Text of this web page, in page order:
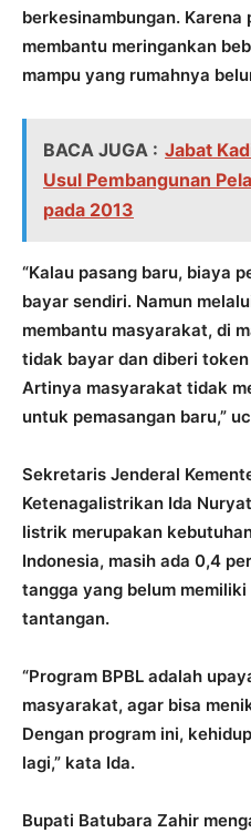
berkesinambungan. Karena
membantu meringankan
mampu yang rumahnya
BACA JUGA : Jabat
Usul Pembangunan
pada 2013
“Kalau pasang baru, biaya
bayar sendiri. Namun
membantu masyarakat, di
tidak bayar dan diberi
Artinya masyarakat tidak
untuk pemasangan baru,”
Sekretaris Jenderal
Ketenagalistrikan Ida
listrik merupakan
Indonesia, masih ada 0,4
tangga yang belum
tantangan.
“Program BPBL adalah
masyarakat, agar bisa
Dengan program ini,
lagi,” kata Ida.
Bupati Batubara Zahir